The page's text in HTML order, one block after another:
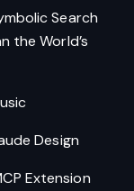
Search
the World’s
Design
Extension